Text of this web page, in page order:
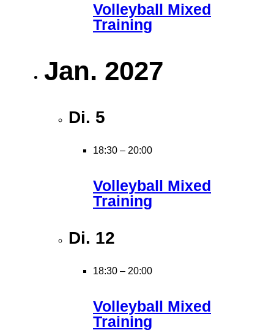
Volleyball Mixed
Training
Jan. 2027
Di. 5
18:30 – 20:00
Volleyball Mixed
Training
Di. 12
18:30 – 20:00
Volleyball Mixed
Training